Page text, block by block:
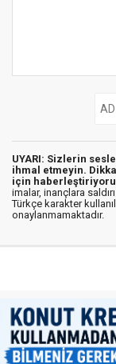
UYARI: Sizlerin
ihmal etmeyin.
için
imalar, inançlara
Türkçe karakter
onaylanmamaktadır.